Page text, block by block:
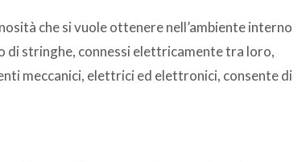
che si vuole ottenere nell’ambiente interno
di stringhe, connessi elettricamente tra loro,
meccanici, elettrici ed elettronici, consente di